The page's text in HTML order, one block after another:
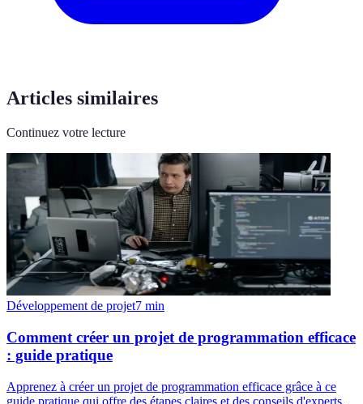
Articles similaires
Continuez votre lecture
Développement de projet7 min
Comment créer un projet de programmation efficace
: guide pratique
Apprenez à créer un projet de programmation efficace grâce à ce
guide pratique qui offre des étapes claires et des conseils d'experts.